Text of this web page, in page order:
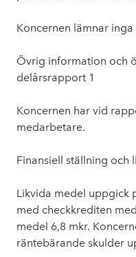
Koncernen lämnar
Övrig information och
delårsrapport 1
Koncernen har vid
medarbetare.
Finansiell ställning och
Likvida medel uppgick
med checkkrediten
medel 6,8 mkr.
räntebärande skulder